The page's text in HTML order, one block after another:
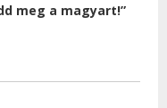
meg a magyart!”